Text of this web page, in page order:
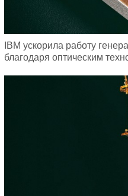
IBM ускорила работу
благодаря оптическим